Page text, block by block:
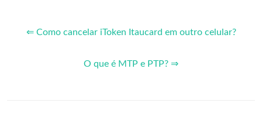
⇐ Como cancelar iToken Itaucard em outro celular?
O que é MTP e PTP? ⇒